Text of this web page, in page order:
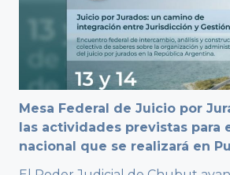
Mesa Federal de Juicio por
las actividades previstas para
nacional que se realizará en